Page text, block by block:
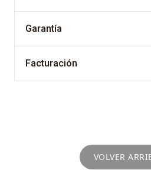
Garantía
Facturación
VOLVER